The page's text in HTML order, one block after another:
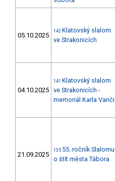
05.10.2025
142 Klatovský slalom
ve Strakonicích
04.10.2025
141 Klatovský slalom
ve Strakonicích -
memoriál Karla Vanči
21.09.2025
135 55. ročník Slalomu
o štít města Tábora